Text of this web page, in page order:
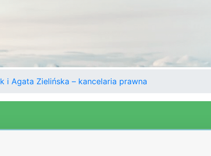
i Agata Zielińska – kancelaria prawna